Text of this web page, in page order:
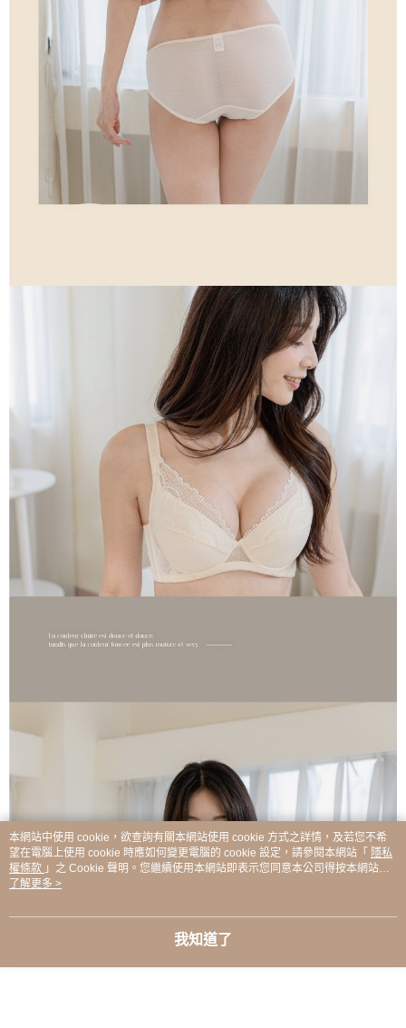
本網站中使用 cookie，欲查詢有關本網站使用 cookie 方式之詳情，及若您不希
望在電腦上使用 cookie 時應如何變更電腦的 cookie 設定，請參閱本網站「 隱私
權條款 」之 Cookie 聲明。您繼續使用本網站即表示您同意本公司得按本網站使
用條款之 Cookie 聲明使用 cookie。
了解更多 >
我知道了